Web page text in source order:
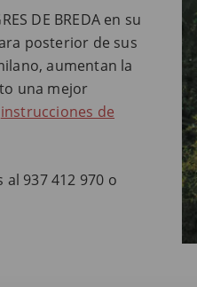
DE BREDA en su
posterior de sus
aumentan la
una mejor
instrucciones de
937 412 970 o